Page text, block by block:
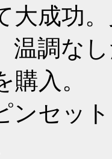
大成功
温調な
入。
ンセッ